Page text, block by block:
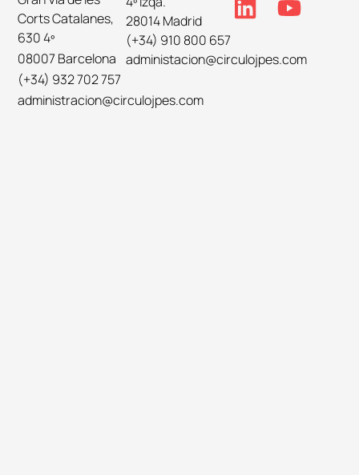
Corts Catalanes,
630 4º
08007 Barcelona
(+34) 932 702 757
administracion@circulojpes.com
28014 Madrid
(+34) 910 800 657
administacion@circulojpes.com